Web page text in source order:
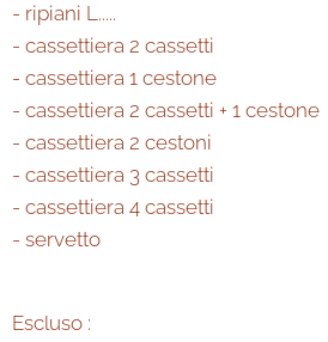
- ripiani L.....
- cassettiera 2 cassetti
- cassettiera 1 cestone
- cassettiera 2 cassetti + 1 cestone
- cassettiera 2 cestoni
- cassettiera 3 cassetti
- cassettiera 4 cassetti
- servetto
Escluso :